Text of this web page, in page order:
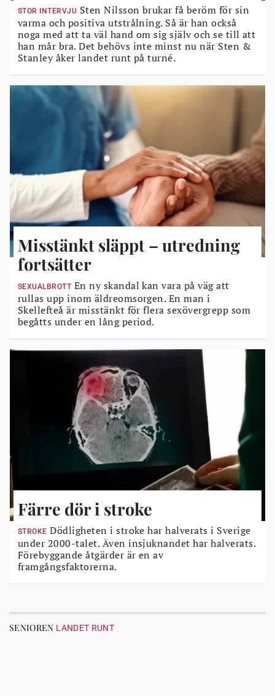
STOR INTERVJU Sten Nilsson brukar få beröm för sin
varma och positiva utstrålning. Så är han också
noga med att ta väl hand om sig själv och se till att
han mår bra. Det behövs inte minst nu när Sten &
Stanley åker landet runt på turné.
Misstänkt släppt – utredning
fortsätter
SEXUALBROTT En ny skandal kan vara på väg att
rullas upp inom äldreomsorgen. En man i
Skellefteå är misstänkt för flera sexövergrepp som
begåtts under en lång period.
Färre dör i stroke
STROKE Dödligheten i stroke har halverats i Sverige
under 2000-talet. Även insjuknandet har halverats.
Förebyggande åtgärder är en av
framgångsfaktorerna.
SENIOREN LANDET RUNT